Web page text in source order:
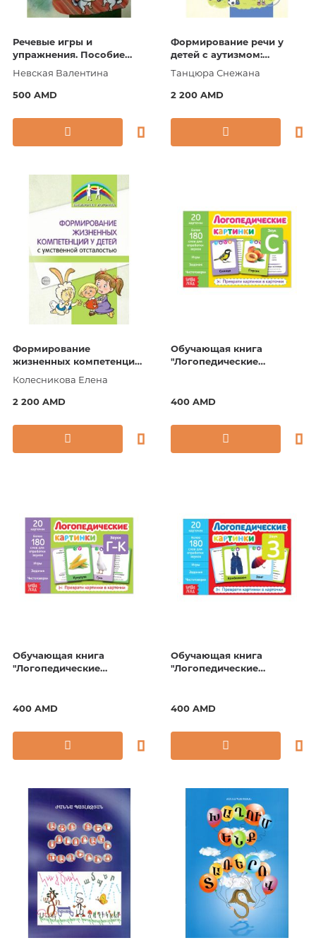
Речевые игры и
упражнения. Пособие
воспитателей и
родителей
Невская Валентина
500 AMD
Формирование речи у
детей с аутизмом:
специалистов и
родителей
Танцюра Снежана
2 200 AMD
Формирование
жизненных компетенций
отсталостью
Колесникова Елена
2 200 AMD
Обучающая книга
"Логопедические
400 AMD
Обучающая книга
"Логопедические
400 AMD
Обучающая книга
"Логопедические
400 AMD